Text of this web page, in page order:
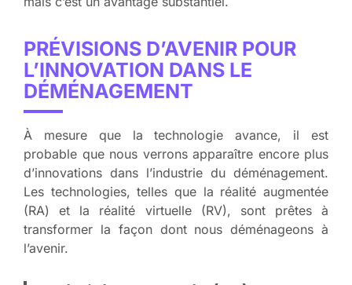
PRÉVISIONS D’AVENIR POUR
L’INNOVATION DANS LE
DÉMÉNAGEMENT
À mesure que la technologie avance, il est
probable que nous verrons apparaître encore plus
d’innovations dans l’industrie du déménagement.
Les technologies, telles que la réalité augmentée
(RA) et la réalité virtuelle (RV), sont prêtes à
transformer la façon dont nous déménageons à
l’avenir.